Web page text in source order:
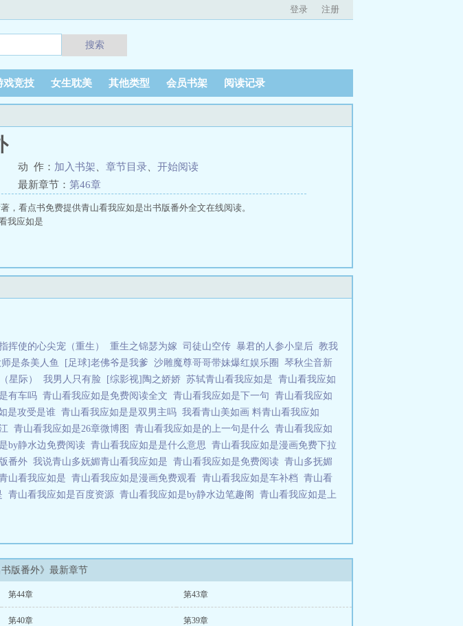
登录 注册
搜索
戏竞技 女生耽美 其他类型 会员书架 阅读记录
动 作： 加入书架 章节目录
开始阅读
最新章节： 第46章
看点书免费提供青山看我应如是出书版番外全文在线阅读。
我应如是
挥使的心尖宠（重生） 重生之锦瑟为嫁 司徒山空传 暴君的人参小皇后 教我
是条美人鱼 [足球]老佛爷是我爹 沙雕魔尊哥哥带妹爆红娱乐圈
琴秋尘音新
星际） 我男人只有脸 [综影视]陶之娇娇 苏轼青山看我应如是 青山看我应如
有车吗 青山看我应如是免费阅读全文 青山看我应如是下一句 青山看我应如
是攻受是谁 青山看我应如是是双男主吗 我看青山美如画 料青山看我应如
青山看我应如是26章微博图 青山看我应如是的上一句是什么 青山看我应如
by静水边免费阅读 青山看我应如是是什么意思 青山看我应如是漫画免费下拉
番外 我说青山多妩媚青山看我应如是 青山看我应如是免费阅读 青山多抚媚
山看我应如是 青山看我应如是漫画免费观看 青山看我应如是车补档 青山看
青山看我应如是百度资源 青山看我应如是by静水边笔趣阁 青山看我应如是上
书版番外》最新章节
第44章 第43章
第40章 第39章